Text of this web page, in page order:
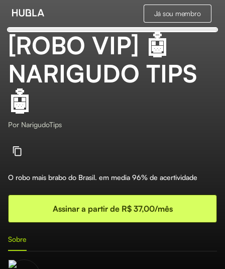
Já sou membro
[ROBO VIP] 🤖
NARIGUDO TIPS
🤖
Por NarigudoTips
O robo mais brabo do Brasil. em media 96% de acertividade
Assinar a partir de R$ 37,00/mês
Sobre